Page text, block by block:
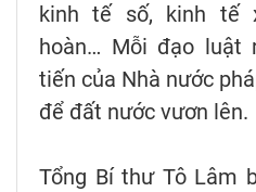
kinh tế số, kinh tế
hoàn… Mỗi đạo
tiến của Nhà nước
để đất nước vươn lên.
Tổng Bí thư Tô Lâm